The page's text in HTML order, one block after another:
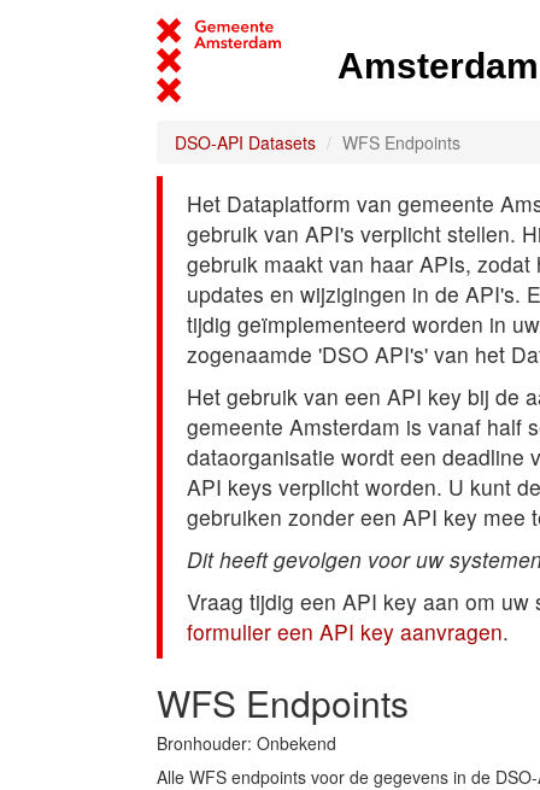
DSO-API Datasets WFS Endpoints
Het Dataplatform van gemeente
gebruik van API's verplicht stellen.
gebruik maakt van haar APIs,
updates en wijzigingen in de API's.
tijdig geïmplementeerd worden in
zogenaamde 'DSO API's' van het
Het gebruik van een API key bij de
gemeente Amsterdam is vanaf half
dataorganisatie wordt een deadline
API keys verplicht worden. U kunt
gebruiken zonder een API key mee
Dit heeft gevolgen voor uw
Vraag tijdig een API key aan om
formulier een API key aanvragen.
WFS Endpoints
Bronhouder: Onbekend
Alle WFS endpoints voor de gegevens in de